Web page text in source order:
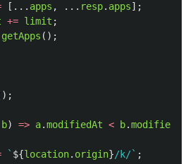
[... apps , ... resp. apps];
+= limit ;
getApps ();
b) => a.modifiedAt < b.modifiedAt
` ${location. origin}/k/` ;